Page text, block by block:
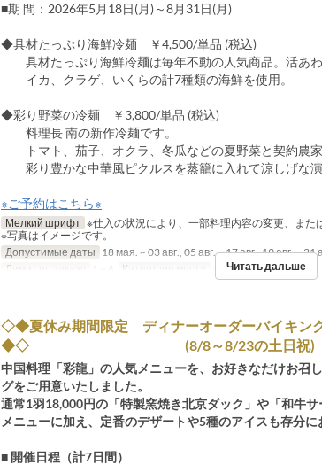
■期 間：2026年5月18日(月)～8月31日(月)
◆具材たっぷり海鮮冷麺 ￥4,500/単品 (税込)
具材たっぷり海鮮冷麺は毎年不動の人気商品。活あわ
イカ、クラゲ、いくらの計7種類の海鮮を使用。
◆彩り野菜の冷麺 ￥3,800/単品 (税込)
料理長 南の新作冷麺です。
トマト、茄子、オクラ、冬瓜などの夏野菜と契約農家
彩り豊かな中華風ピクルスを蒸籠に入れて涼しげな演
※ご予約はこちら※
Мелкий шрифт ※仕入の状況により、一部料理内容の変更、また
※写真はイメージです。
Допустимые даты 18 мая. ~ 03 авг., 05 авг. ~ 17 авг., 19 авг. ~ 31
Лимит по заказу
1 ~ 6 Категория места ホール席
Читать дальше
◇◆夏休み期間限定 ディナーオーダーバイキン
◆◇ (8/8～8/23の土日祝)
中国料理「彩龍」の人気メニューを、お好きなだけお召
グをご用意いたしました。
通常1羽18,000円の「特製窯焼き北京ダック」や「和牛
メニューに加え、定番のデザートや5種のアイスも存分に
■ 開催日程（計7日間）